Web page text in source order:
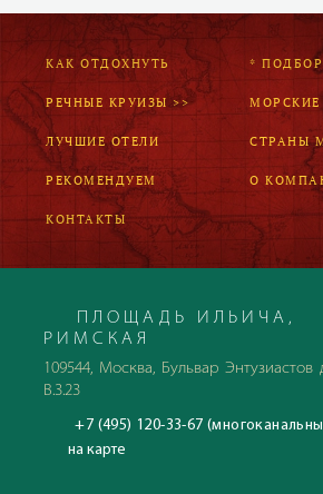
КАК ОТДОХНУТЬ * ПОДБОР
РЕЧНЫЕ КРУИЗЫ >> МОРСКИЕ
ЛУЧШИЕ ОТЕЛИ СТРАНЫ
РЕКОМЕНДУЕМ О
КОНТАКТЫ
ПЛОЩАДЬ ИЛЬИЧА,
РИМСКАЯ
109544, Москва, Бульвар Энтузиастов
В.3.23
+7 (495) 120-33-67
на карте